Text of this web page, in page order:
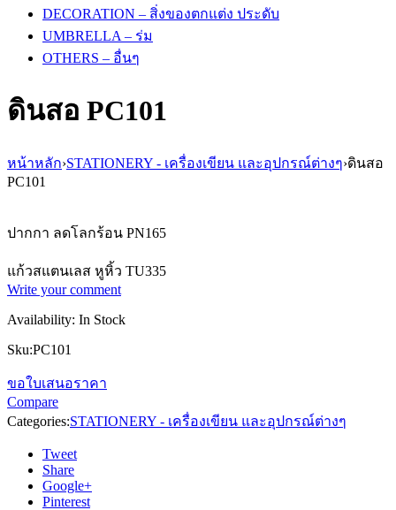
DECORATION – สิ่งของตกแต่ง ประดับ
UMBRELLA – ร่ม
OTHERS – อื่นๆ
ดินสอ PC101
หน้าหลัก›STATIONERY - เครื่องเขียน และอุปกรณ์ต่างๆ›ดินสอ
PC101
ปากกา ลดโลกร้อน PN165
แก้วสแตนเลส หูหิ้ว TU335
Write your comment
Availability: In Stock
Sku:PC101
ขอใบเสนอราคา
Compare
Categories:STATIONERY - เครื่องเขียน และอุปกรณ์ต่างๆ
Tweet
Share
Google+
Pinterest